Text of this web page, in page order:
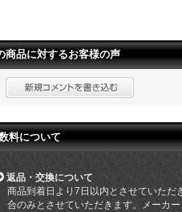
商品に対するお客様の声
料について
返品・交換について
商品到着日より7日以内とさせていただ
合のみとさせていただきます。メーカ